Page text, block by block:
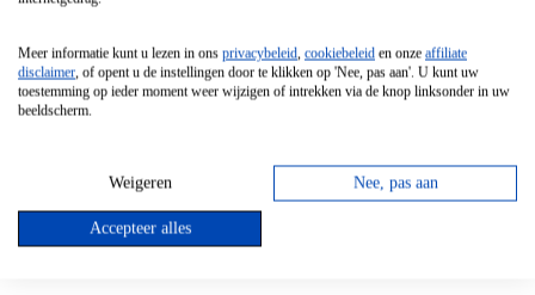
Vrijstaande Magnetron
Vrijstaande Kookplaat
Inbouw Gaskookplaat
Inbouw Keramische Kookplaat
Kookplaat Accessoires
Meer informatie kunt u lezen in ons privacybeleid, cookiebeleid en onze affiliate
disclaimer, of opent u de instellingen door te klikken op 'Nee, pas aan'. U kunt uw
toestemming op ieder moment weer wijzigen of intrekken via de knop linksonder in uw
beeldscherm.
Weigeren Nee, pas aan
Accepteer alles